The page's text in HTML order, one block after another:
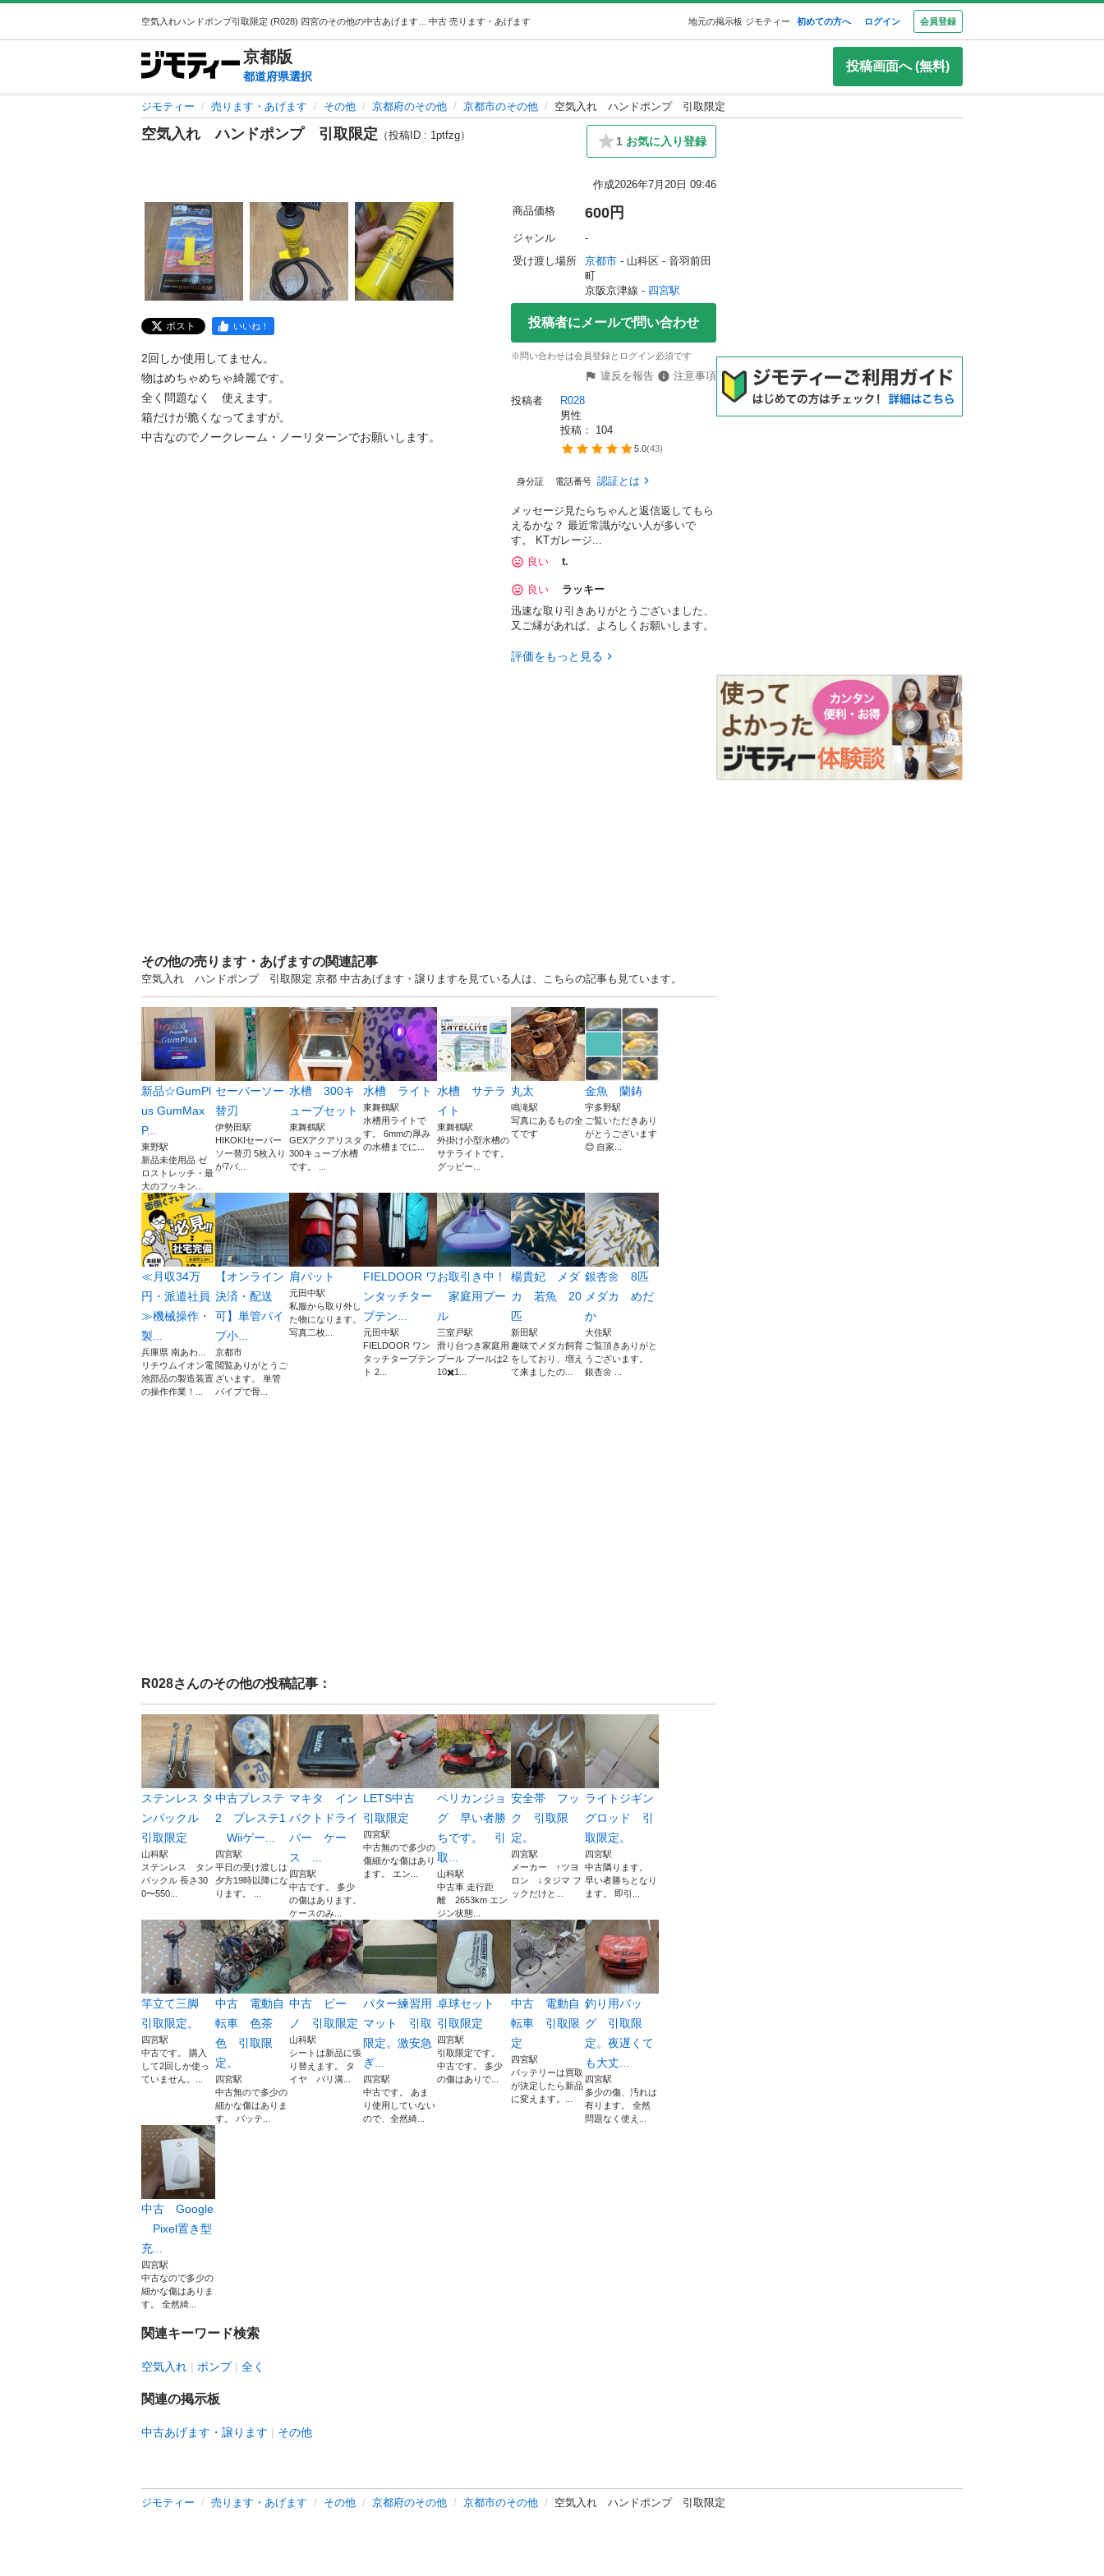
中古 売ります・あげます 地元の掲示板 ジモティー 初めての方へ ログイン 会員登録
京都版
都道府県選択
投稿画面へ (無料)
ジモティー 売ります・あげます その他 京都府のその他 京都市のその他 空気入れ ハンドポンプ 引取限定
空気入れ ハンドポンプ 引取限定 （投稿ID : 1ptfzg） 1 お気に入り登録
作成2026年7月20日 09:46
ポスト いいね！
2回しか使用してません。
物はめちゃめちゃ綺麗です。
全く問題なく　使えます。
箱だけが脆くなってますが。
中古なのでノークレーム・ノーリターンでお願いします。
商品価格 600円
ジャンル
-
受け渡し場所
京都市 - 山科区 - 音羽前田
町
京阪京津線 - 四宮駅
投稿者にメールで問い合わせ
※問い合わせは会員登録とログイン必須です
違反を報告
注意事項
投稿者
R028
男性
投稿： 104
5.0(43)
身分証 電話番号 認証とは
メッセージ見たらちゃんと返信返してもら
えるかな？ 最近常識がない人が多いで
す。 KTガレージ...
良い
t.
良い
ラッキー
迅速な取り引きありがとうございました、
又ご縁があれば、よろしくお願いします。
評価をもっと見る
その他の売ります・あげますの関連記事
空気入れ ハンドポンプ 引取限定 京都 中古あげます・譲りますを見ている人は、こちらの記事も見ています。
新品☆GumPl
us GumMax
P...
東野駅
新品未使用品 ゼ
ロストレッチ・最
大のフッキン...
セーバーソー
替刃
伊勢田駅
HIKOKIセーバー
ソー替刃 5枚入り
が7パ...
水槽 300キ
ューブセット
東舞鶴駅
GEXアクアリスタ
300キューブ水槽
です。 ...
水槽 ライト
東舞鶴駅
水槽用ライトで
す。 6mmの厚み
の水槽までに...
水槽 サテラ
イト
東舞鶴駅
外掛け小型水槽の
サテライトです。
グッピー...
丸太
鳴滝駅
写真にあるもの全
てです
金魚 蘭鋳
宇多野駅
ご覧いただきあり
がとうございます
😊 自家...
≪月収34万
円・派遣社員
≫機械操作・
製...
兵庫県 南あわ...
リチウムイオン電
池部品の製造装置
の操作作業！...
【オンライン
決済・配送
可】単管パイ
プ小...
京都市
閲覧ありがとうご
ざいます。 単管
パイプで骨...
肩パット
元田中駅
私服から取り外し
た物になります。
写真二枚...
FIELDOOR ワ
ンタッチター
プテン...
元田中駅
FIELDOOR ワン
タッチタープテン
ト 2...
お取引き中！
家庭用プー
ル
三室戸駅
滑り台つき家庭用
プール プールは2
10✖️1...
楊貴妃 メダ
カ 若魚 20
匹
新田駅
趣味でメダカ飼育
をしており、増え
て来ましたの...
銀杏🌼 8匹
メダカ めだ
か
大住駅
ご覧頂きありがと
うございます。
銀杏🌼 ...
R028さんのその他の投稿記事：
ステンレス タ
ンパックル
引取限定
山科駅
ステンレス タン
パックル 長さ30
0〜550...
中古プレステ
2 プレステ1
Wiiゲー...
四宮駅
平日の受け渡しは
夕方19時以降にな
ります。 ...
マキタ イン
パクトドライ
バー ケー
ス ...
四宮駅
中古です。 多少
の傷はあります。
ケースのみ...
LETS中古
引取限定
四宮駅
中古無ので多少の
傷細かな傷はあり
ます。 エン...
ペリカンジョ
グ 早い者勝
ちです。 引
取...
山科駅
中古車 走行距
離 2653km エン
ジン状態...
安全帯 フッ
ク 引取限
定。
四宮駅
メーカー ↑ツヨ
ロン ↓タジマ フ
ックだけと...
ライトジギン
グロッド 引
取限定。
四宮駅
中古隣ります。
早い者勝ちとなり
ます。 即引...
竿立て三脚
引取限定。
四宮駅
中古です。 購入
して2回しか使っ
ていません。...
中古 電動自
転車 色茶
色 引取限
定。
四宮駅
中古無ので多少の
細かな傷はありま
す。 バッテ...
中古 ビー
ノ 引取限定
山科駅
シートは新品に張
り替えます。 タ
イヤ バリ溝...
パター練習用
マット 引取
限定。激安急
ぎ...
四宮駅
中古です。 あま
り使用していない
ので、全然綺...
卓球セット
引取限定
四宮駅
引取限定です。
中古です。 多少
の傷はありで...
中古 電動自
転車 引取限
定
四宮駅
バッテリーは買取
が決定したら新品
に変えます。...
釣り用バッ
グ 引取限
定。夜遅くて
も大丈...
四宮駅
多少の傷、汚れは
有ります。 全然
問題なく使え...
中古 Google
Pixel置き型
充...
四宮駅
中古なので多少の
細かな傷はありま
す。 全然綺...
関連キーワード検索
空気入れ ポンプ 全く
関連の掲示板
中古あげます・譲ります その他
ジモティー 売ります・あげます その他 京都府のその他 京都市のその他 空気入れ ハンドポンプ 引取限定